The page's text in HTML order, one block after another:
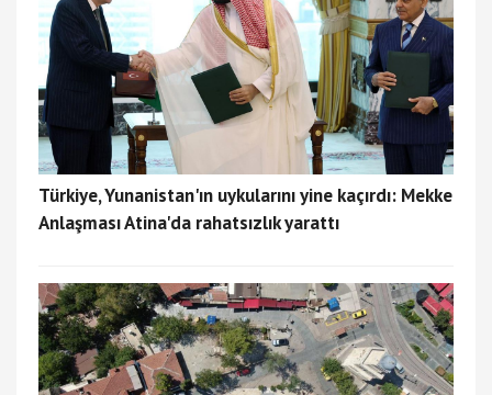
Türkiye, Yunanistan'ın uykularını yine kaçırdı: Mekke
Anlaşması Atina'da rahatsızlık yarattı